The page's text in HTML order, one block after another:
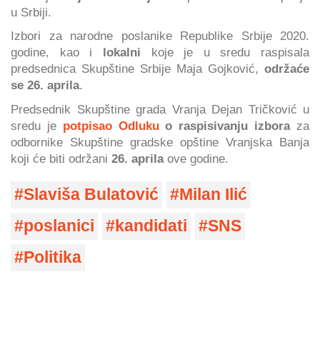
u Srbiji.
Izbori za narodne poslanike Republike Srbije 2020.
godine, kao i lokalni koje je u sredu raspisala
predsednica Skupštine Srbije Maja Gojković, održaće
se 26. aprila.
Predsednik Skupštine grada Vranja Dejan Tričković u
sredu je potpisao Odlukuo raspisivanju izboraza
odbornike Skupštine gradske opštine Vranjska Banja
koji će biti održani 26. aprilaove godine.
Slaviša Bulatović
Milan Ilić
poslanici
kandidati
SNS
Politika